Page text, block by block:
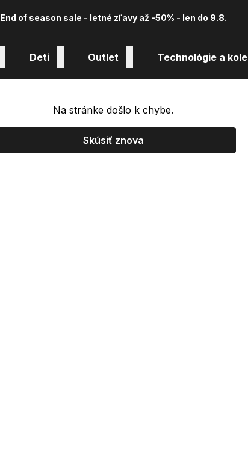
End of season sale - letné zľavy až -50% - len do 9.8.
Deti Outlet Technológie a
Na stránke došlo k chybe.
Skúsiť znova